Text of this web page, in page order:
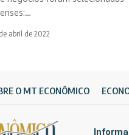
abril de 2022
O MT ECONÔMICO